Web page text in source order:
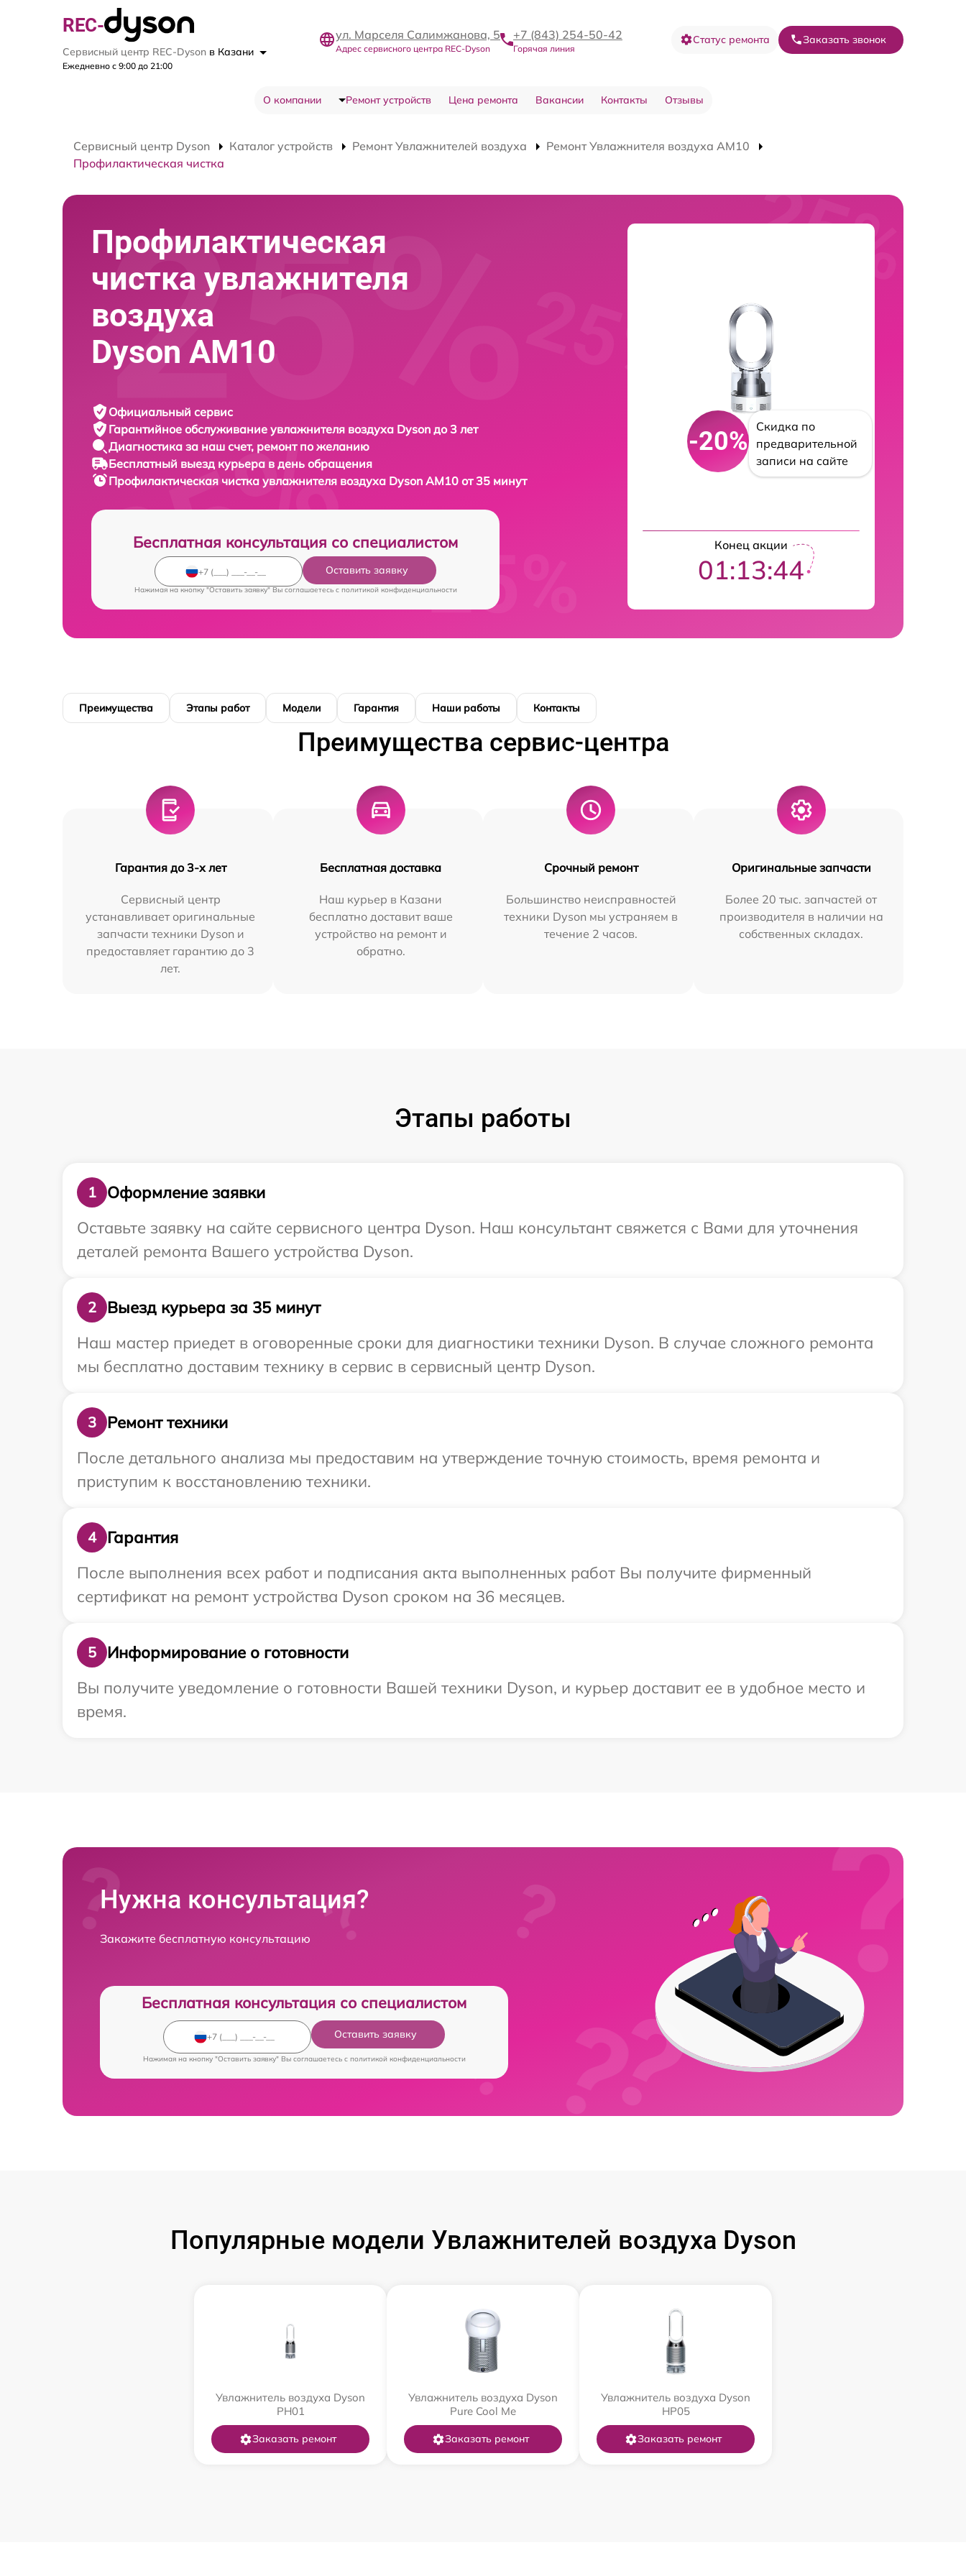
REC-
Сервисный центр REC-Dyson в Казани
Ежедневно с 9:00 до 21:00
ул. Марселя Салимжанова, 5
Адрес сервисного центра REC-Dyson
+7 (843) 254-50-42
Горячая линия
Статус ремонта Заказать звонок
О компании Ремонт устройств Цена ремонта Вакансии Контакты Отзывы
Сервисный центр Dyson Каталог устройств Ремонт Увлажнителей воздуха
Ремонт Увлажнителя воздуха AM10
Профилактическая чистка
Профилактическая
чистка увлажнителя
воздуха
Dyson AM10
Официальный сервис
Гарантийное обслуживание увлажнителя воздуха Dyson до 3 лет
Диагностика за наш счет, ремонт по желанию
Бесплатный выезд курьера в день обращения
Профилактическая чистка увлажнителя воздуха Dyson AM10 от 35 минут
Бесплатная консультация со специалистом
Оставить заявку
Нажимая на кнопку "Оставить заявку" Вы соглашаетесь c политикой конфиденциальности
-20%
Скидка по
предварительной
записи на сайте
Конец акции
01:13:42
Преимущества Этапы работ Модели Гарантия Наши работы Контакты
Преимущества сервис-центра
Гарантия до 3-х лет
Сервисный центр
устанавливает оригинальные
запчасти техники Dyson и
предоставляет гарантию до 3
лет.
Бесплатная доставка
Наш курьер в Казани
бесплатно доставит ваше
устройство на ремонт и
обратно.
Срочный ремонт
Большинство неисправностей
техники Dyson мы устраняем в
течение 2 часов.
Оригинальные запчасти
Более 20 тыс. запчастей от
производителя в наличии на
собственных складах.
Этапы работы
1
Оформление заявки
Оставьте заявку на сайте сервисного центра Dyson. Наш консультант свяжется с Вами для уточнения
деталей ремонта Вашего устройства Dyson.
2
Выезд курьера за 35 минут
Наш мастер приедет в оговоренные сроки для диагностики техники Dyson. В случае сложного ремонта
мы бесплатно доставим технику в сервис в сервисный центр Dyson.
3
Ремонт техники
После детального анализа мы предоставим на утверждение точную стоимость, время ремонта и
приступим к восстановлению техники.
4
Гарантия
После выполнения всех работ и подписания акта выполненных работ Вы получите фирменный
сертификат на ремонт устройства Dyson сроком на 36 месяцев.
5
Информирование о готовности
Вы получите уведомление о готовности Вашей техники Dyson, и курьер доставит ее в удобное место и
время.
Нужна консультация?
Закажите бесплатную консультацию
Бесплатная консультация со специалистом
Оставить заявку
Нажимая на кнопку "Оставить заявку" Вы соглашаетесь c политикой конфиденциальности
Популярные модели Увлажнителей воздуха Dyson
Увлажнитель воздуха Dyson
PH01
Заказать ремонт
Увлажнитель воздуха Dyson
Pure Cool Me
Заказать ремонт
Увлажнитель воздуха Dyson
HP05
Заказать ремонт